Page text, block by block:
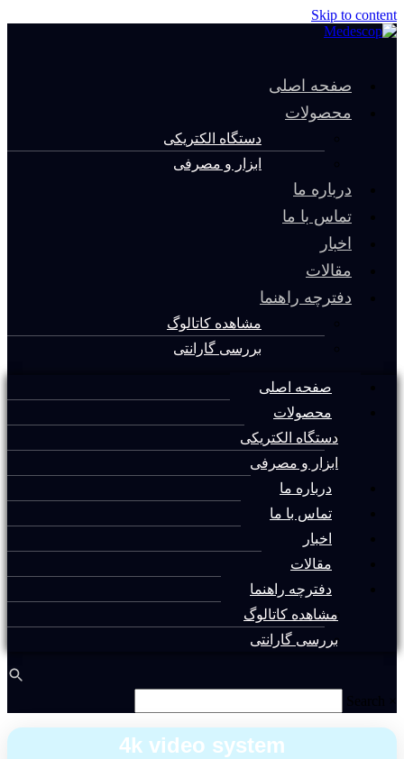
Skip to content
صفحه اصلی
محصولات
دستگاه الکتریکی
ابزار و مصرفی
درباره ما
تماس با ما
اخبار
مقالات
دفترچه راهنما
مشاهده کاتالوگ
بررسی گارانتی
صفحه اصلی
محصولات
دستگاه الکتریکی
ابزار و مصرفی
درباره ما
تماس با ما
اخبار
مقالات
دفترچه راهنما
مشاهده کاتالوگ
بررسی گارانتی
4k video system